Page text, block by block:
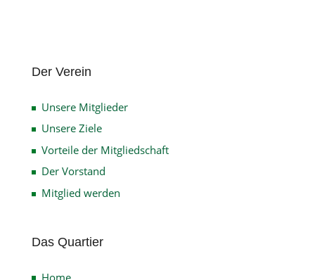
Der Verein
Unsere Mitglieder
Unsere Ziele
Vorteile der Mitgliedschaft
Der Vorstand
Mitglied werden
Das Quartier
Home